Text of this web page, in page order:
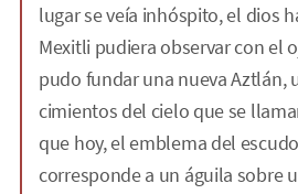
lugar se veía inhóspito, el dios
Mexitli pudiera observar con el
pudo fundar una nueva Aztlán,
cimientos del cielo que se
que hoy, el emblema del
corresponde a un águila sobre